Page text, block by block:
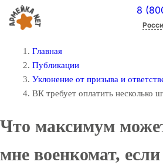
8
Главная
Публикации
Уклонение от призыва и
ВК требует оплатить несколько
Что максимум
мне военкомат,